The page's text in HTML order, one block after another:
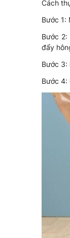
Cách
Bước 1:
Bước
đẩy
Bước 3:
Bước 4: